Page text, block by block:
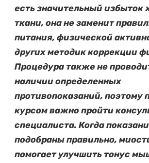
есть значительный избыток
ткани, она не заменит
питания, физической
других методик коррекции
Процедура также не
наличии определенных
противопоказаний, поэтому
курсом важно пройти
специалиста. Когда
подобраны правильно,
помогает улучшить тонус